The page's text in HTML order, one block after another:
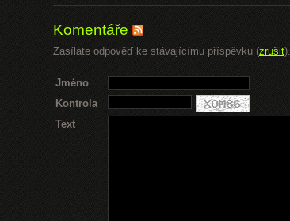
Komentáře
Zasílate odpověď ke stávajícímu příspěvku (zrušit).
Jméno
Kontrola
Text